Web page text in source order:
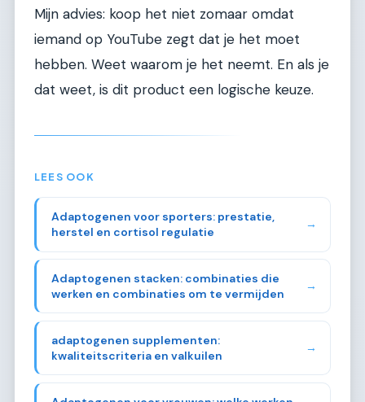
Mijn advies: koop het niet zomaar omdat
iemand op YouTube zegt dat je het moet
hebben. Weet waarom je het neemt. En als je
dat weet, is dit product een logische keuze.
LEES OOK
Adaptogenen voor sporters: prestatie,
herstel en cortisol regulatie
→
Adaptogenen stacken: combinaties die
werken en combinaties om te vermijden
→
adaptogenen supplementen:
kwaliteitscriteria en valkuilen
→